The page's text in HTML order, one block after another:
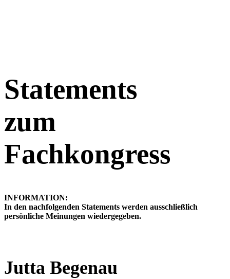
Statements
zum
Fachkongress
INFORMATION:
In den nachfolgenden Statements werden ausschließlich
persönliche Meinungen wiedergegeben.
Jutta Begenau